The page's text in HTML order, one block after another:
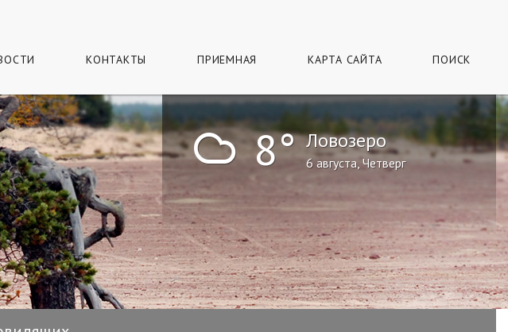
КОНТАКТЫ ПРИЕМНАЯ КАРТА САЙТА ПОИСК
! 8° Ловозеро
6 августа, Четверг